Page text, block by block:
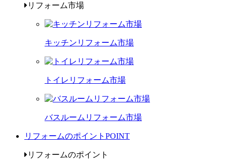
リフォーム市場
キッチンリフォーム市場
トイレリフォーム市場
バスルームリフォーム市場
リフォームのポイント POINT
リフォームのポイント